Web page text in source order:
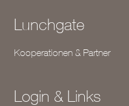
Lunchgate
Kooperationen & Partner
Login & Links